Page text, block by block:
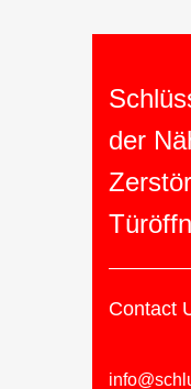
der
Contact